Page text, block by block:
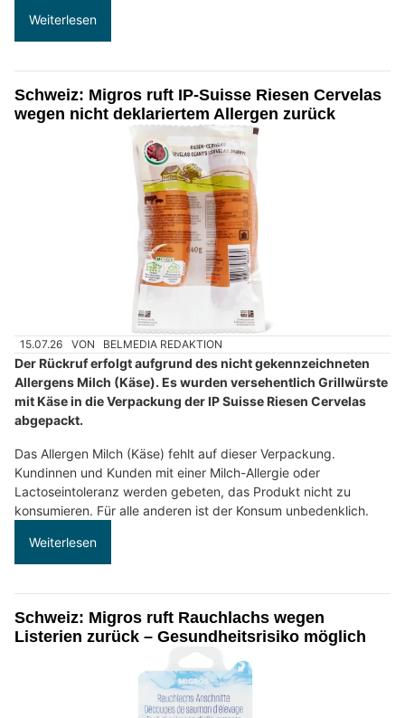
Weiterlesen
Schweiz: Migros ruft IP-Suisse Riesen Cervelas
wegen nicht deklariertem Allergen zurück
15.07.26 VON BELMEDIA REDAKTION
Der Rückruf erfolgt aufgrund des nicht gekennzeichneten
Allergens Milch (Käse). Es wurden versehentlich Grillwürste
mit Käse in die Verpackung der IP Suisse Riesen Cervelas
abgepackt.
Das Allergen Milch (Käse) fehlt auf dieser Verpackung.
Kundinnen und Kunden mit einer Milch-Allergie oder
Lactoseintoleranz werden gebeten, das Produkt nicht zu
konsumieren. Für alle anderen ist der Konsum unbedenklich.
Weiterlesen
Schweiz: Migros ruft Rauchlachs wegen
Listerien zurück – Gesundheitsrisiko möglich